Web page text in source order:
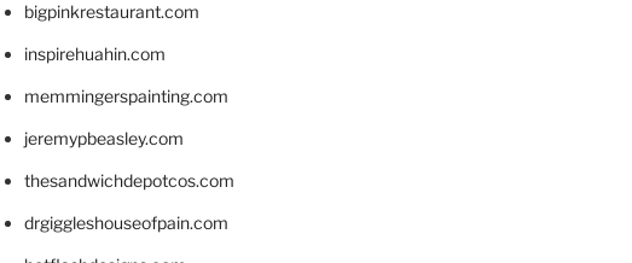
bigpinkrestaurant.com
inspirehuahin.com
memmingerspainting.com
jeremypbeasley.com
thesandwichdepotcos.com
drgiggleshouseofpain.com